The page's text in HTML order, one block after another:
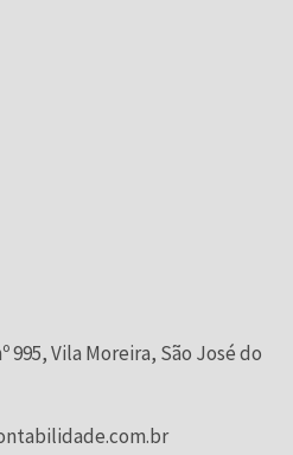
995, Vila Moreira, São José do